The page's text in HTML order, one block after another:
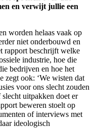
en verwijt jullie een
worden helaas vaak op
niet onderbouwd en
rapport beschrijft welke
industrie, hoe die
bedrijven en hoe het
zegt ook: ‘We wisten dat
voor ons slecht zouden
uitpakken doet er
beweren stoelt op
of interviews met
ideologisch